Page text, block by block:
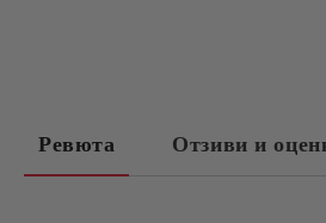
Ревюта Отзиви и